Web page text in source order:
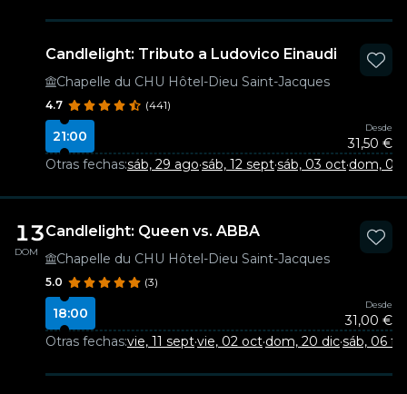
Candlelight: Tributo a Ludovico Einaudi
Chapelle du CHU Hôtel-Dieu Saint-Jacques
4.7 (441)
21:00
Desde
31,50 €
Otras fechas:sáb, 29 ago·sáb, 12 sept·sáb, 03 oct·dom, 01
13
DOM
Candlelight: Queen vs. ABBA
Chapelle du CHU Hôtel-Dieu Saint-Jacques
5.0 (3)
18:00
Desde
31,00 €
Otras fechas:vie, 11 sept·vie, 02 oct·dom, 20 dic·sáb, 06